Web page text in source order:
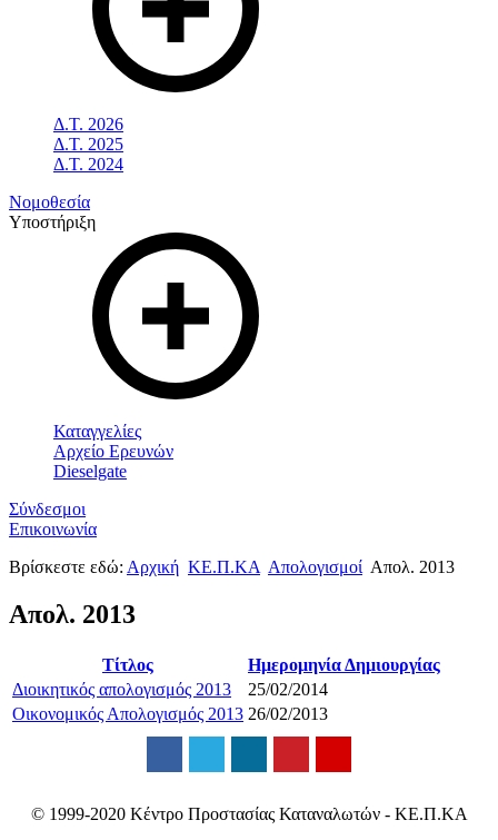
Δ.Τ. 2026
Δ.Τ. 2025
Δ.Τ. 2024
Νομοθεσία
Υποστήριξη
Καταγγελίες
Αρχείο Ερευνών
Dieselgate
Σύνδεσμοι
Επικοινωνία
Βρίσκεστε εδώ: Αρχική ΚΕ.Π.ΚΑ Απολογισμοί Απολ. 2013
Απολ. 2013
Τίτλος
Ημερομηνία Δημιουργίας
Διοικητικός απολογισμός 2013
25/02/2014
Οικονομικός Απολογισμός 2013 26/02/2013
© 1999-2020 Κέντρο Προστασίας Καταναλωτών - ΚΕ.Π.ΚΑ